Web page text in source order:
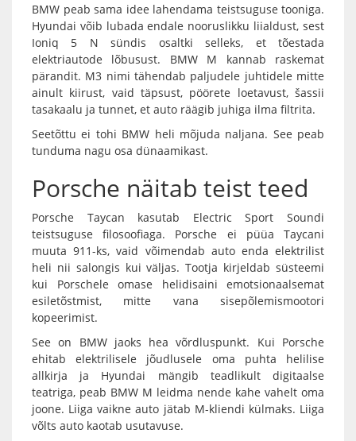
BMW peab sama idee lahendama teistsuguse tooniga.
Hyundai võib lubada endale nooruslikku liialdust, sest
Ioniq 5 N sündis osaltki selleks, et tõestada
elektriautode lõbusust. BMW M kannab raskemat
pärandit. M3 nimi tähendab paljudele juhtidele mitte
ainult kiirust, vaid täpsust, pöörete loetavust, šassii
tasakaalu ja tunnet, et auto räägib juhiga ilma filtrita.
Seetõttu ei tohi BMW heli mõjuda naljana. See peab
tunduma nagu osa dünaamikast.
Porsche näitab teist teed
Porsche Taycan kasutab Electric Sport Soundi
teistsuguse filosoofiaga. Porsche ei püüa Taycani
muuta 911-ks, vaid võimendab auto enda elektrilist
heli nii salongis kui väljas. Tootja kirjeldab süsteemi
kui Porschele omase helidisaini emotsionaalsemat
esiletõstmist, mitte vana sisepõlemismootori
kopeerimist.
See on BMW jaoks hea võrdluspunkt. Kui Porsche
ehitab elektrilisele jõudlusele oma puhta helilise
allkirja ja Hyundai mängib teadlikult digitaalse
teatriga, peab BMW M leidma nende kahe vahelt oma
joone. Liiga vaikne auto jätab M-kliendi külmaks. Liiga
võlts auto kaotab usutavuse.